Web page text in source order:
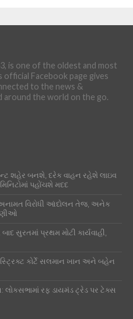
is one of the oldest and most
Facebook page gives
to the news &
around the world on the go.
શહેર બનશે, દરેક વાહન રહેશે લાઇવ
પહોંચશે મદદ
વિરોધી આંદોલન તેજ, અનેક
સુરતમાં પ્રથમ મોટી કાર્યવાહી,
કોર્ટે સલમાન ખાન અને બહેન
લોકસભામાં રફ ડાયમંડ ટ્રેડ પર ટેક્સ